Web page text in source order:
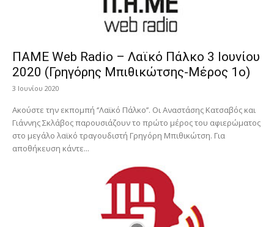
ΠΑΜΕ Web Radio – Λαϊκό Πάλκο 3 Ιουνίου
2020 (Γρηγόρης Μπιθικώτσης-Μέρος 1ο)
3 Ιουνίου 2020
Ακούστε την εκπομπή ‘’Λαϊκό Πάλκο’’. Οι Αναστάσης Κατσαβός και
Γιάννης Σκλάβος παρουσιάζουν το πρώτο μέρος του αφιερώματος
στο μεγάλο λαϊκό τραγουδιστή Γρηγόρη Μπιθικώτση. Για
αποθήκευση κάντε...